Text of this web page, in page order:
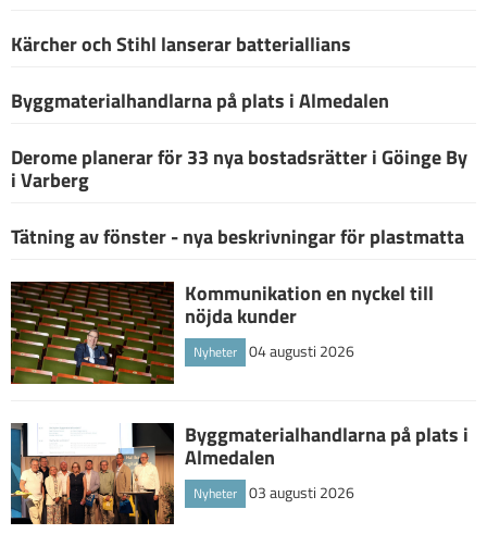
Kärcher och Stihl lanserar batteriallians
Byggmaterialhandlarna på plats i Almedalen
Derome planerar för 33 nya bostadsrätter i Göinge By
i Varberg
Tätning av fönster - nya beskrivningar för plastmatta
Kommunikation en nyckel till
nöjda kunder
Nyheter 04 augusti 2026
Byggmaterialhandlarna på plats i
Almedalen
Nyheter 03 augusti 2026